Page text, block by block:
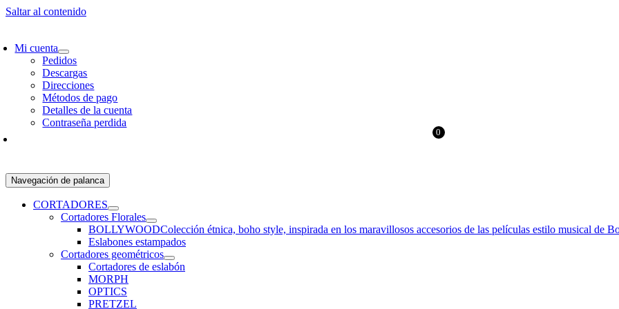
Saltar al contenido
Mi cuenta
Pedidos
Descargas
Direcciones
Métodos de pago
Detalles de la cuenta
Contraseña perdida
0
Navegación de palanca
CORTADORES
Cortadores Florales
BOLLYWOODColección étnica, boho style, inspirada en los maravillosos accesorios de las películas estilo musical de
Eslabones estampados
Cortadores geométricos
Cortadores de eslabón
MORPH
OPTICS
PRETZEL